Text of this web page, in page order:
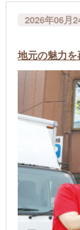
2026年06月
地元の魅力